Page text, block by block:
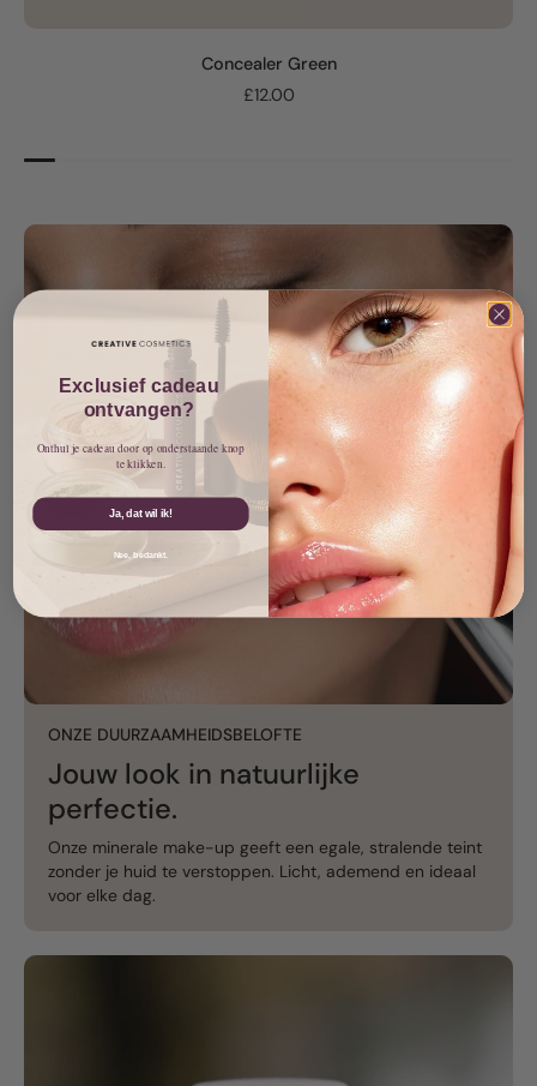
Concealer Green
£12.00
ONZE DUURZAAMHEIDSBELOFTE
Jouw look in natuurlijke
perfectie.
Onze minerale make-up geeft een egale, stralende teint
zonder je huid te verstoppen. Licht, ademend en ideaal
voor elke dag.
Exclusief cadeau
ontvangen?
Onthul je cadeau door op onderstaande knop
te klikken.
Ja, dat wil ik!
Nee, bedankt.